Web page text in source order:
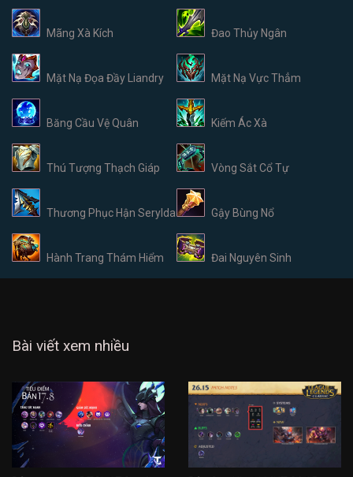
Mãng Xà Kích Đao Thủy Ngân
Mặt Nạ Đọa Đầy Liandry Mặt Nạ Vực Thẳm
Băng Cầu Vệ Quân Kiếm Ác Xà
Thú Tượng Thạch Giáp Vòng Sắt Cổ Tự
Thương Phục Hận Serylda Gậy Bùng Nổ
Hành Trang Thám Hiểm Đai Nguyên Sinh
Bài viết xem nhiều